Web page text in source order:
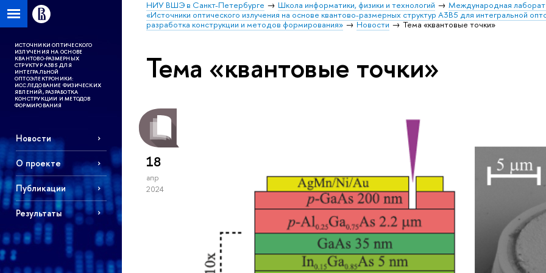
НИУ ВШЭ в Санкт-Петербурге Школа информатики, физики и технологий
Международная
«Источники оптического излучения на основе квантово-размерных структур А3В5 для интегральной
разработка конструкции и методов формирования»
Новости Тема «квантовые точки»
ИСТОЧНИКИ ОПТИЧЕСКОГО
ИЗЛУЧЕНИЯ НА ОСНОВЕ
КВАНТОВО-РАЗМЕРНЫХ
СТРУКТУР А3В5 ДЛЯ
ИНТЕГРАЛЬНОЙ
ОПТОЭЛЕКТРОНИКИ:
ИССЛЕДОВАНИЕ ФИЗИЧЕСКИХ
ЯВЛЕНИЙ, РАЗРАБОТКА
КОНСТРУКЦИИ И МЕТОДОВ
ФОРМИРОВАНИЯ
Новости
О проекте
Публикации
Результаты
Тема «квантовые точки»
18
апр
2024